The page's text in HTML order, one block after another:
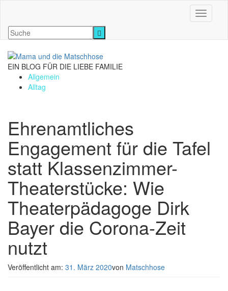
EIN BLOG FÜR DIE LIEBE FAMILIE
Allgemein
Alltag
Ehrenamtliches
Engagement für die Tafel
statt Klassenzimmer-
Theaterstücke: Wie
Theaterpädagoge Dirk
Bayer die Corona-Zeit
nutzt
Veröffentlicht am: 31. März 2020von Matschhose